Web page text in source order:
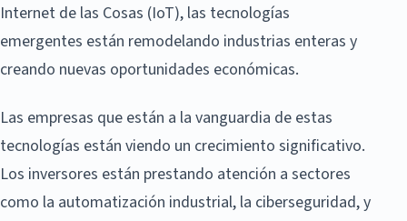
Internet de las Cosas (IoT), las tecnologías
emergentes están remodelando industrias enteras y
creando nuevas oportunidades económicas.
Las empresas que están a la vanguardia de estas
tecnologías están viendo un crecimiento significativo.
Los inversores están prestando atención a sectores
como la automatización industrial, la ciberseguridad, y